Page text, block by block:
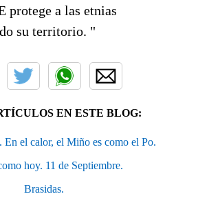
protege a las etnias
su territorio. "
EN ESTE BLOG:
En el calor, el Miño es como el Po.
hoy. 11 de Septiembre.
Brasidas.